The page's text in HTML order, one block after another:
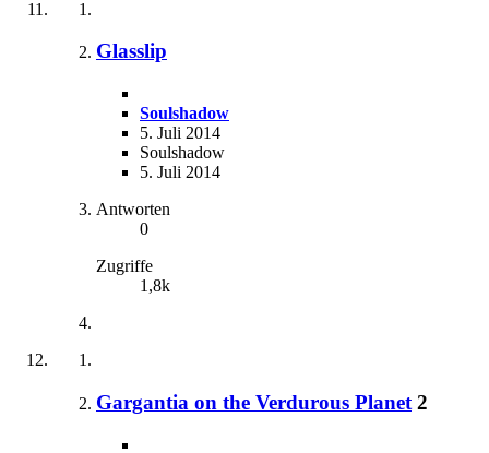
Glasslip
Soulshadow
5. Juli 2014
Soulshadow
5. Juli 2014
Antworten
0
Zugriffe
1,8k
Gargantia on the Verdurous Planet 2